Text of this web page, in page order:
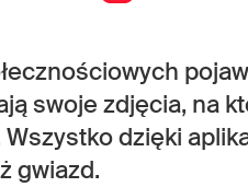
swoje zdjęcia, na
dzięki
gwiazd.